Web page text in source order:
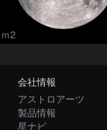
ｍ2
会社情報
アストロアーツ
製品情報
星ナビ